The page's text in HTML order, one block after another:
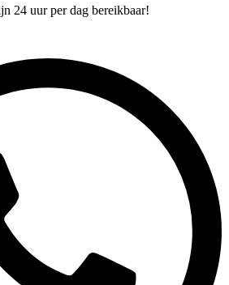
24 uur per dag bereikbaar!